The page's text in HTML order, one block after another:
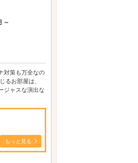
～
対策も万全なの
るお部屋は、
ジャスな演出な
もっと見る